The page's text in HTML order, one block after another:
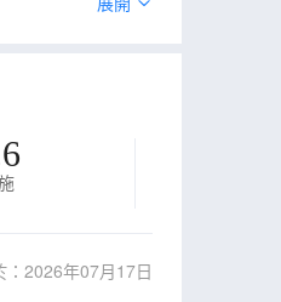
：2026年07月17日